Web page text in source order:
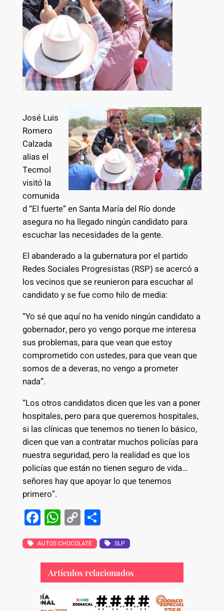
José Luis
Romero
Calzada
alias el
Tecmol
visitó la
comunida
d “El fuerte” en Santa María del Río donde
asegura no ha llegado ningún candidato para
escuchar las necesidades de la gente.
El abanderado a la gubernatura por el partido
Redes Sociales Progresistas (RSP) se acercó a
los vecinos que se reunieron para escuchar al
candidato y se fue como hilo de media:
“Yo sé que aquí no ha venido ningún candidato a
gobernador, pero yo vengo porque me interesa
sus problemas, para que vean que estoy
comprometido con ustedes, para que vean que
somos de a deveras, no vengo a prometer
nada”.
“Los otros candidatos dicen que les van a poner
hospitales, pero para que queremos hospitales,
si las clínicas que tenemos no tienen lo básico,
dicen que van a contratar muchos policías para
nuestra seguridad, pero la realidad es que los
policías que están no tienen seguro de vida…
señores hay que apoyar lo que tenemos
primero”.
F
a
c
e
b
o
W
h
at
s
A
C
o
p
y
Li
n
S
h
ar
e
AUTOS CHOCOLATE SLP
Artículos relacionados